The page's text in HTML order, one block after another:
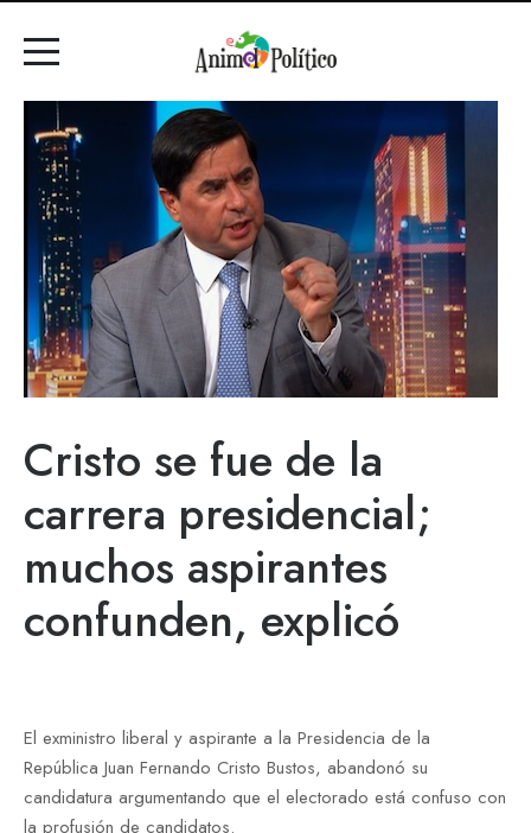
Cristo se fue de la
carrera presidencial;
muchos aspirantes
confunden, explicó
El exministro liberal y aspirante a la Presidencia de la
República Juan Fernando Cristo Bustos, abandonó su
candidatura argumentando que el electorado está confuso con
la profusión de candidatos.